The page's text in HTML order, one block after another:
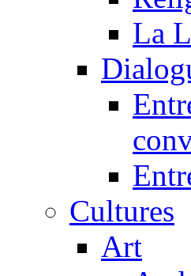
La
Cultures
Art